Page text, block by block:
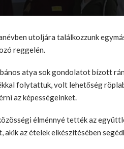
utoljára találkozzunk
reggelén.
atya sok gondolatot bízott
folytattuk, volt lehetőség
az képességeinket.
élménnyé tették az
az ételek elkészítésében